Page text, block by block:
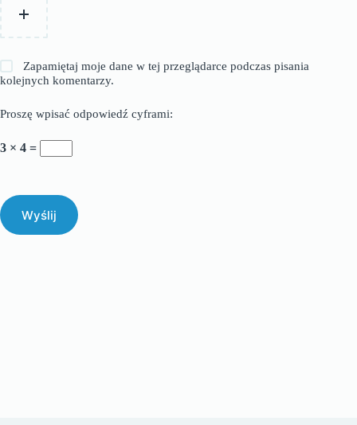
Zapamiętaj moje dane w tej przeglądarce podczas pisania
kolejnych komentarzy.
Proszę wpisać odpowiedź cyframi:
3 × 4 =
Wyślij